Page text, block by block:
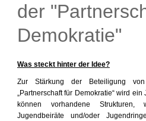
der
Demokratie"
Was steckt hinter der Idee?
Zur Stärkung der Beteiligung
„Partnerschaft für Demokratie“ wird
können vorhandene Strukturen,
Jugendbeiräte und/oder